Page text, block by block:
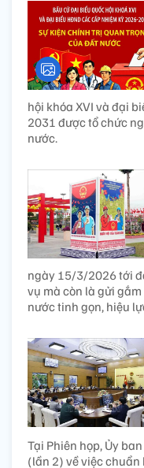
hội khóa XVI và đại
2031 được tổ chức
nước.
ngày 15/3/2026 tới
vụ mà còn là gửi
nước tinh gọn, hiệu
Tại Phiên họp, Ủy
(lần 2) về việc chuẩn